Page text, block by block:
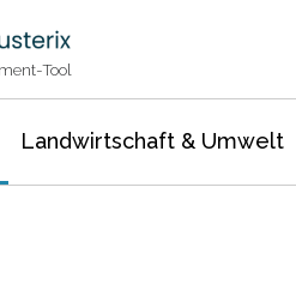
Tool
Landwirtschaft & Umwelt